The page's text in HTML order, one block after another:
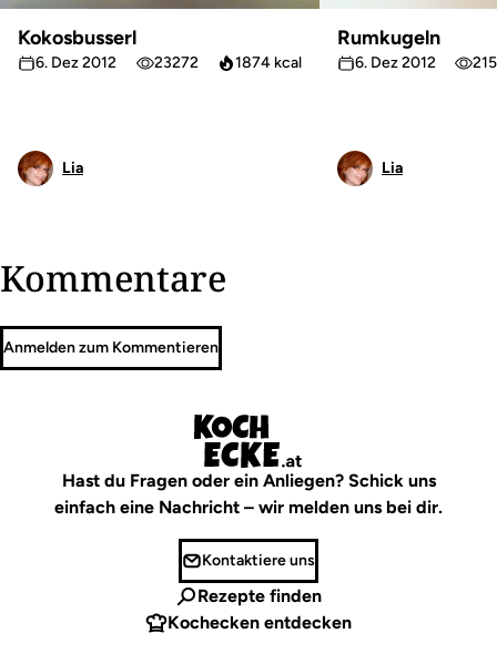
Kokosbusserl
6. Dez 2012 23272 1874 kcal
Lia
Rumkugeln
6. Dez 2012
Lia
Kommentare
Anmelden zum Kommentieren
Hast du Fragen oder ein Anliegen? Schick uns
einfach eine Nachricht – wir melden uns bei dir.
Kontaktiere uns
Rezepte finden
Kochecken entdecken